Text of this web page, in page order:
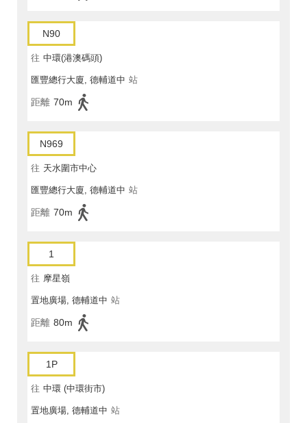
N90
往 中環(港澳碼頭)
匯豐總行大廈, 德輔道中 站
距離 70m
N969
往 天水圍市中心
匯豐總行大廈, 德輔道中 站
距離 70m
1
往 摩星嶺
置地廣場, 德輔道中 站
距離 80m
1P
往 中環 (中環街市)
置地廣場, 德輔道中 站